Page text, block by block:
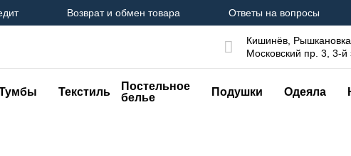
Возврат и обмен товара Ответы на вопросы
Кишинёв, Рышкановка,
Московский пр. 3, 3-й
Текстиль
Постельное
белье
Подушки Одеяла